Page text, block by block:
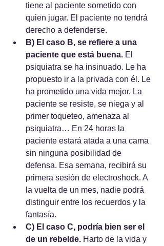
tiene al paciente sometido con
quien jugar. El paciente no tendrá
derecho a defenderse.
B) El caso B, se refiere a una
paciente que está buena. El
psiquiatra se ha insinuado. Le ha
propuesto ir a la privada con él. Le
ha prometido una vida mejor. La
paciente se resiste, se niega y al
primer toqueteo, amenaza al
psiquiatra… En 24 horas la
paciente estará atada a una cama
sin ninguna posibilidad de
defensa. Esa semana, recibirá su
primera sesión de electroshock. A
la vuelta de un mes, nadie podrá
distinguir entre los recuerdos y la
fantasía.
C) El caso C, podría bien ser el
de un rebelde. Harto de la vida y